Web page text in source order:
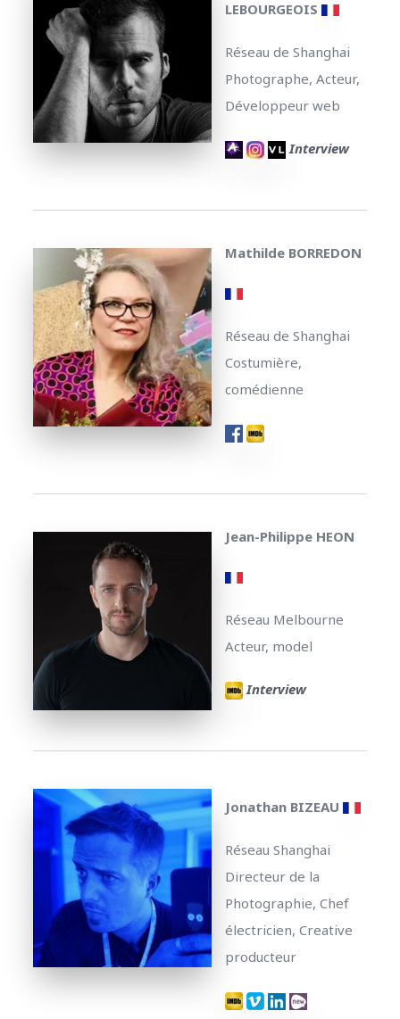
LEBOURGEOIS
Réseau de Shanghai
Photographe, Acteur,
Développeur web
Interview
Mathilde BORREDON
Réseau de Shanghai
Costumière,
comédienne
Jean-Philippe HEON
Réseau Melbourne
Acteur, model
Interview
Jonathan BIZEAU
Réseau Shanghai
Directeur de la
Photographie, Chef
électricien, Creative
producteur